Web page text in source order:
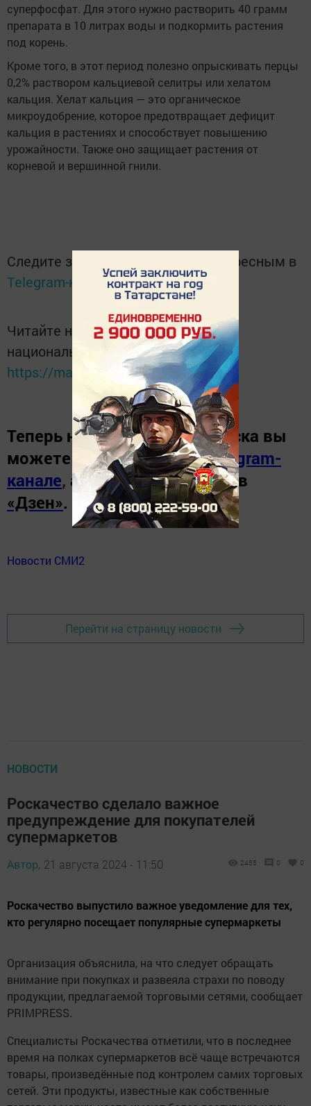
суперфосфат. Для этого нужно растворить 40 грамм
препарата в 10 литрах воды и подкормить растения
под корень.
Кроме того, в этот период полезно опрыскивать перцы
0,2% раствором кальциевой селитры или хелатом
кальция. Хелат кальция — это органическое
микроудобрение, которое предотвращает дефицит
кальция в растениях и способствует повышению
урожайности. Также оно защищает растения от
корневой и вершинной гнили.
Следите за самым важным и интересным в
Telegram-каналеТатмедиа
Читайте новости Татарстана в
национальном мессенджере MАХ:
https://max.ru/tatmedia
Теперь новости Зеленодольска вы
можете узнать в нашемTelegram-
канале, а также читайте нас в
«Дзен».
Новости СМИ2
Перейти на страницу новости
НОВОСТИ
Роскачество сделало важное
предупреждение для покупателей
супермаркетов
Автор, 21 августа 2024 - 11:50 2455 0 0
Роскачество выпустило важное уведомление для тех,
кто регулярно посещает популярные супермаркеты
Организация объяснила, на что следует обращать
внимание при покупках и развеяла страхи по поводу
продукции, предлагаемой торговыми сетями, сообщает
PRIMPRESS.
Специалисты Роскачества отметили, что в последнее
время на полках супермаркетов всё чаще встречаются
товары, произведённые под контролем самих торговых
сетей. Эти продукты, известные как собственные